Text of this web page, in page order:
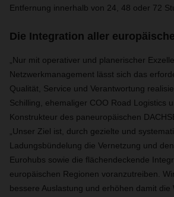
Entfernung innerhalb von 24, 48 oder 72
Die Integration aller
„Nur mit operativer und planerischer
Netzwerkmanagement lässt sich das
Qualität, Service und Verantwortung
Schilling, ehemaliger COO Road Logistics
Konstrukteur des paneuropäischen
„Unser Ziel ist, durch gezielte und
Ladungsbündelung die Vernetzung und
Eurohubs sowie die flächendeckende
europäischen Regionen voranzutreiben.
bessere Auslastung und erhöhen damit die